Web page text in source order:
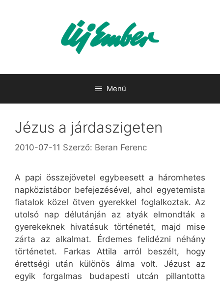
Menü
Jézus a járdaszigeten
2010-07-11 Szerző: Beran Ferenc
A papi összejövetel egybeesett a háromhetes
napközistábor befejezésével, ahol egyetemista
fiatalok közel ötven gyerekkel foglalkoztak. Az
utolsó nap délutánján az atyák elmondták a
gyerekeknek hivatásuk történetét, majd mise
zárta az alkalmat. Érdemes felidézni néhány
történetet. Farkas Attila arról beszélt, hogy
érettségi után különös álma volt. Jézust az
egyik forgalmas budapesti utcán pillantotta